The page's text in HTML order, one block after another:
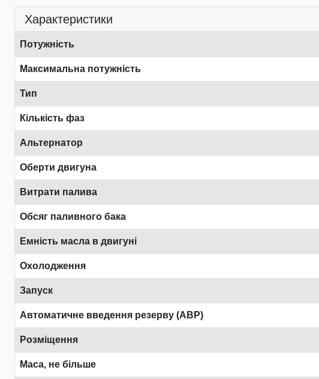
Характеристики
Потужність
Максимальна потужність
Тип
Кількість фаз
Альтернатор
Оберти двигуна
Витрати палива
Обсяг паливного бака
Емність масла в двигуні
Охолодження
Запуск
Автоматичне введення резерву (АВР)
Розміщення
Маса, не більше